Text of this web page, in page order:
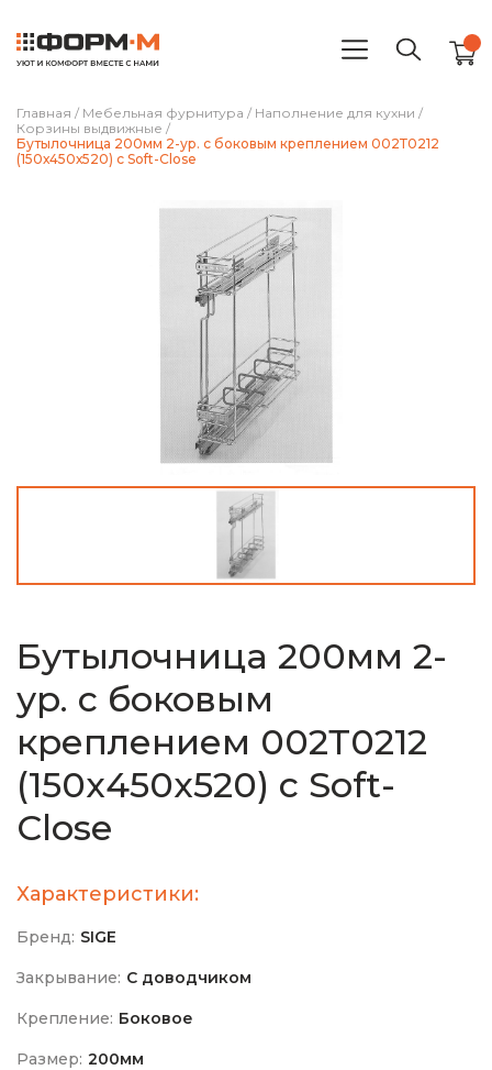
Главная / Мебельная фурнитура / Наполнение для кухни /
Корзины выдвижные /
Бутылочница 200мм 2-ур. с боковым креплением 002Т0212
(150х450х520) с Soft-Close
Бутылочница 200мм 2-
ур. с боковым
креплением 002Т0212
(150х450х520) с Soft-
Close
Характеристики:
Бренд: SIGE
Закрывание: С доводчиком
Крепление: Боковое
Размер: 200мм